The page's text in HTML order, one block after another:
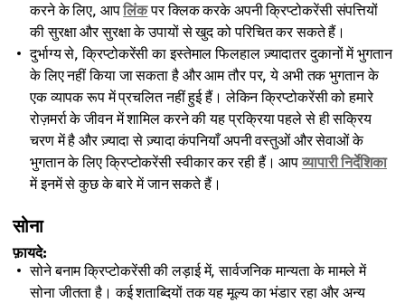
करने के लिए, आपलिंकपर क्लिक करके अपनी क्रिप्टोकरेंसी संपत्तियों
की सुरक्षा और सुरक्षा के उपायों से खुद को परिचित कर सकते हैं।
दुर्भाग्य से, क्रिप्टोकरेंसी का इस्तेमाल फिलहाल ज़्यादातर दुकानों में भुगतान
के लिए नहीं किया जा सकता है और आम तौर पर, ये अभी तक भुगतान के
एक व्यापक रूप में प्रचलित नहीं हुई हैं। लेकिन क्रिप्टोकरेंसी को हमारे
रोज़मर्रा के जीवन में शामिल करने की यह प्रक्रिया पहले से ही सक्रिय
चरण में है और ज़्यादा से ज़्यादा कंपनियाँ अपनी वस्तुओं और सेवाओं के
भुगतान के लिए क्रिप्टोकरेंसी स्वीकार कर रही हैं। आपव्यापारी निर्देशिका
में इनमें से कुछ के बारे में जान सकते हैं।
सोना
फ़ायदे:
सोने बनाम क्रिप्टोकरेंसी की लड़ाई में, सार्वजनिक मान्यता के मामले में
सोना जीतता है। कई शताब्दियों तक यह मूल्य का भंडार रहा और अन्य